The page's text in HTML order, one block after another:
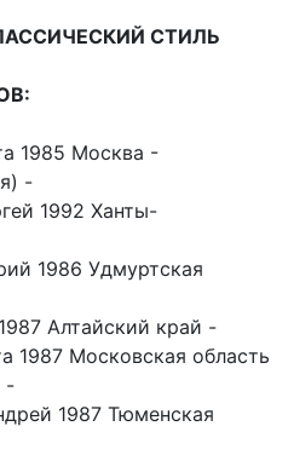
СТИЛЬ
1985 Москва -
-
1992 Ханты-
1986 Удмуртская
Алтайский край -
1987 Московская область
-
1987 Тюменская